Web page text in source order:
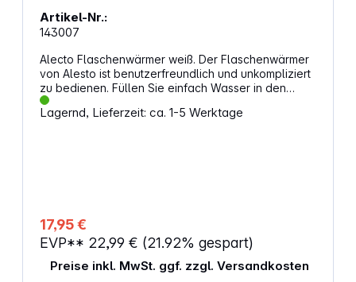
Artikel-Nr.:
143007
Alecto Flaschenwärmer weiß. Der Flaschenwärmer
von Alesto ist benutzerfreundlich und unkompliziert
zu bedienen. Füllen Sie einfach Wasser in den
Flaschenwärmer, stellen die Flasche oder das Glas
hinein, wählen die gewünschte Temperatur aus und
Lansinoh, MAM, Medela, Philips Avent, Tommee
Tippee, Difrax, NUK, Taube Geeignet für
Dosennahrung Farbe: weiß Material: Kunststoff
(BPA-frei) Abmessungen (H x B x T): 14 x 14 x 14,5
cm Gewicht: 460 g
Lagernd, Lieferzeit: ca. 1-5 Werktage
17,95 €
EVP** 22,99 € (21.92% gespart)
Preise inkl. MwSt. ggf. zzgl. Versandkosten